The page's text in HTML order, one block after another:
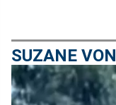
SUZANE